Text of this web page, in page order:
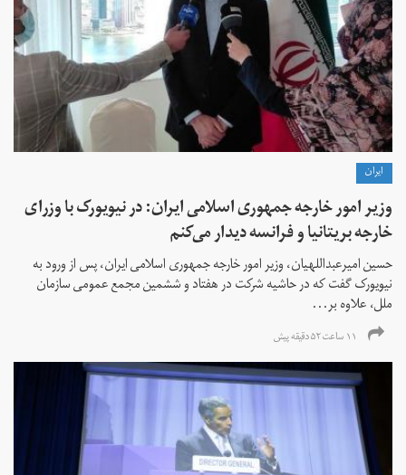
ايران
وزیر امور خارجه جمهوری اسلامی ایران: در نیویورک با وزرای
خارجه بریتانیا و فرانسه دیدار می‌کنم
حسین امیرعبداللهیان، وزیر امور خارجه جمهوری اسلامی ایران، پس از ورود به
نیویورک گفت که در حاشیه شرکت در هفتاد و ششمین مجمع عمومی سازمان
ملل، علاوه بر...
۱۱ ساعت ۵۲ دقیقه پیش